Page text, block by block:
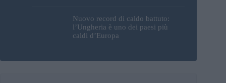
Nuovo record di caldo battuto:
l’Ungheria è uno dei paesi più
caldi d’Europa